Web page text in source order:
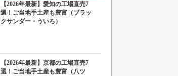
【2026年最新】愛知の工場直売7
選！ご当地手土産も豊富（ブラッ
クサンダー・ういろ）
【2026年最新】京都の工場直売7
選！ご当地手土産も豊富（八ツ